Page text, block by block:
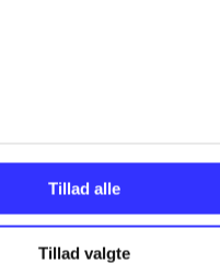
Tillad alle
Tillad valgte
Værkerne er grupperet efter